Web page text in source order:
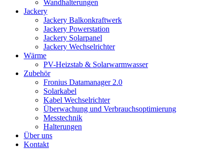
Wandhalterungen
Jackery
Jackery Balkonkraftwerk
Jackery Powerstation
Jackery Solarpanel
Jackery Wechselrichter
Wärme
PV-Heizstab & Solarwarmwasser
Zubehör
Fronius Datamanager 2.0
Solarkabel
Kabel Wechselrichter
Überwachung und Verbrauchsoptimierung
Messtechnik
Halterungen
Über uns
Kontakt